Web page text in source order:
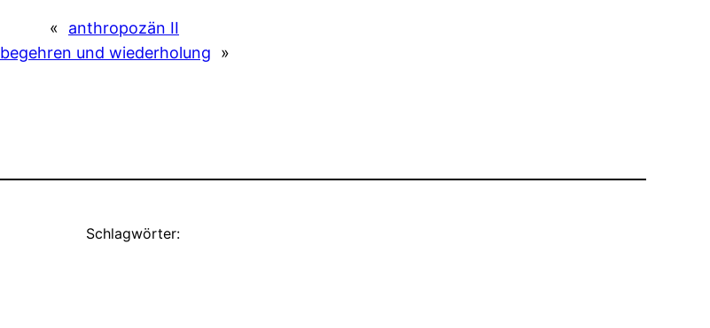
«
anthropozän II
begehren und wiederholung
»
Schlagwörter: